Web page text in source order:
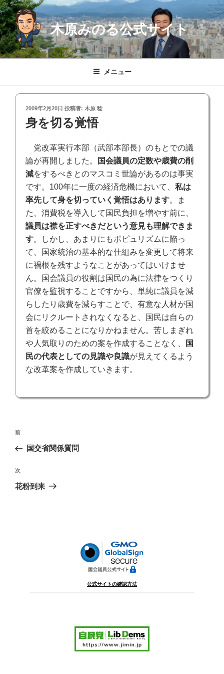
コ
ン
テ
ン
ツ
木原みのる公式サイト
メニュー
投
稿
日:
2009年2月20日 投稿者: 木原 稔
身を切る覚悟
党改革実行本部（武部本部長）のもとでの議
論が再開しました。
国会議員の定数や歳費の削
減をするべきとのマスコミ世論があるのは事実
です。100年に一度の経済危機において、 私は
率先して身を切っていく覚悟はあります。ま
た、消費税を導入して国民負担を増やす前に、
議員は襟を正すべきだという意見も理解できま
す。しかし、あまりにもポピュリズムに陥っ
て、国家統治の基本的な仕組みを変更して将来
に禍根を残すようなことがあってはいけませ
ん。国会議員の役割は国民の為に法律をつくり
官僚を監視することですから、単純に議員を減
らしたり歳費を減らすことで、有意な人材が国
会にリクルートされなくなると、国民は自らの
首を絞めることになりかねません。苦しまぎれ
や人気取りのための案を作成することなく、
国
民の代表としての見識や良識が見えてくるよう
な改革案を作成していきます。
投
ナ
ビ
ゲ
前
の
稿
前
国交省関係質問
次
の
次
花粉到来
公式サイトの確認方法